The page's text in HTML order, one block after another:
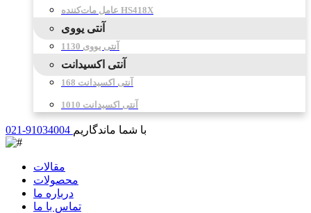
عامل مات‌کننده HS418X
آنتی یووی
آنتی یووی 1130
آنتی اکسیدانت
آنتی اکسیدانت 168
آنتی اکسیدانت 1010
021-91034004 با شما ماندگاریم
مقالات
محصولات
درباره ما
تماس با ما